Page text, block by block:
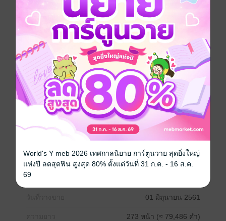
แต่งงานใหม่กับคู่หมั้นสุดฮอต ฉันก็เลยถูกอัปเปหิให้ไปอยู่
กับพ่อที่ไม่ได้พบหน้ากันมาเป็นสิบๆ ปีชั่วคราว แม่เห็นใจ
ฉันบ้างไหมเนี่ย จะบอกว่าให้มาสานสัมพันธ์พ่อลูกกันใหม่
เอาป่านนี้เหรอ สายไปหน่อยมั้ยแม่ T^T ด้วยเหตุนี้ฉันจึง
ต้องกลับมาทำความรู้จักกับพ่อ (และคู่หมั้น) รวมทั้งลูกติด
ของคู่หมั้นพ่ออย่าง ‘พี่ลมฝน’ (คนดีสามีแห่งชาติ) ใหม่อีก
ครั้ง ว่าแต่ฝ่ายหลังเนี่ยจะหล่อและคอยหลอกล่อหัวใจสาว
น้อยอย่างฉันได้ตลอดเวลาอะไรเบอร์นี้ โอ๊ยยย ไม่ต้องขยัน
พูดจาน่ารักๆ ใส่ฉันบ่อยขนาดนั้นก็ได้ แค่ยิ้มฉันก็จะ
ละลายแล้ว -///-
จริงๆ อะไรมันก็ควรจะดีและลงตัว ถ้าไม่ติดว่าพี่ลมฝนเอง
มีข่าวลือแปลกๆ ลอยมาเข้าหูฉันหลายเรื่องเหลือเกิน ถึง
ฉันจะเชื่อใจเขายังไง แต่มันก็อดหวั่นไหวและต้องหาคำ
ตอบให้ได้ก่อนอยู่ดี ว่าพี่ลมฝนคนดีน่ะ... ดีจริงอย่างที่ใจดี
คนนี้เชื่อหรือเปล่า
ประเภทไฟล์
01 มิถุนายน 2561
273 หน้า (≈ 79,486 คำ)
World's Y meb 2026 เทศกาลนิยาย การ์ตูนวาย สุดยิ่งใหญ่
แห่งปี ลดสุดฟิน สูงสุด 80% ตั้งแต่วันที่ 31 ก.ค. - 16 ส.ค.
69